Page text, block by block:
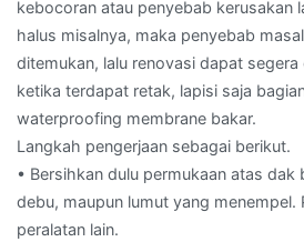
kebocoran atau penyebab kerusakan
halus misalnya, maka penyebab
ditemukan, lalu renovasi dapat segera
ketika terdapat retak, lapisi saja
waterproofing membrane bakar.
Langkah pengerjaan sebagai berikut.
• Bersihkan dulu permukaan atas dak
debu, maupun lumut yang menempel.
peralatan lain.